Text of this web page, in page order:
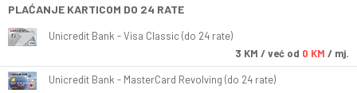
PLAĆANJE KARTICOM DO 24 RATE
Unicredit Bank - Visa Classic (do 24 rate)
3 KM / već od 0 KM / mj.
Unicredit Bank - MasterCard Revolving (do 24 rate)